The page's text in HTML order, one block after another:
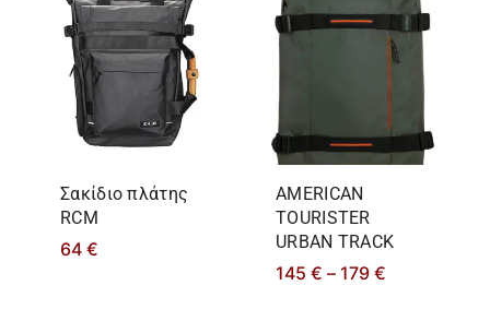
Σακίδιο πλάτης
RCM
64 €
AMERICAN
TOURISTER
URBAN TRACK
145 € – 179 €